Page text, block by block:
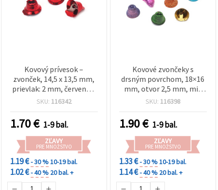
Kovový prívesok –
zvonček, 14,5 x 13,5 mm,
prievlak: 2 mm, červená –
10 ks
SKU: 116342
1.70€ 1-9 bal.
ZĽAVY
PRE MNOŽSTVO
1.19 €- 30 %10-19 bal.
1.02 €- 40 % 20 bal. +
Kovové zvončeky s
drsným povrchom, 18×16
mm, otvor 2,5 mm, mix
farieb – 10 ks
SKU: 116398
1.90€ 1-9 bal.
ZĽAVY
PRE MNOŽSTVO
1.33 €- 30 %10-19 bal.
1.14 €- 40 % 20 bal. +